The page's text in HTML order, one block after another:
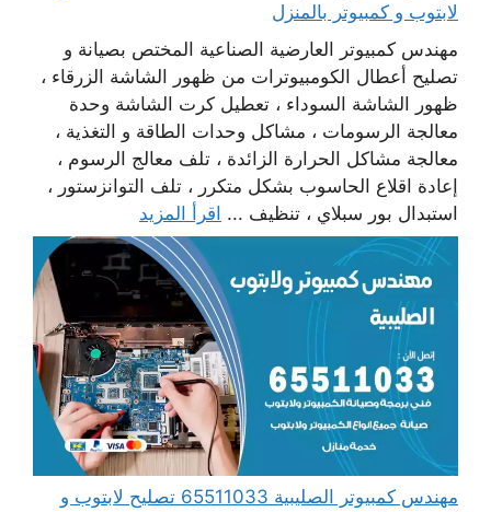
لابتوب و كمبيوتر بالمنزل
مهندس كمبيوتر العارضية الصناعية المختص بصيانة و
تصليح أعطال الكومبيوترات من ظهور الشاشة الزرقاء ،
ظهور الشاشة السوداء ، تعطيل كرت الشاشة وحدة
معالجة الرسومات ، مشاكل وحدات الطاقة و التغذية ،
معالجة مشاكل الحرارة الزائدة ، تلف معالج الرسوم ،
إعادة اقلاع الحاسوب بشكل متكرر ، تلف التوانزستور ،
استبدال بور سبلاي ، تنظيف ... اقرأ المزيد
مهندس كمبيوتر الصليبية 65511033 تصليح لابتوب و